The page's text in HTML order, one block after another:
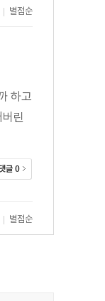
기가 잘
그려낸
| 별점순
하고
린
글 0
| 별점순